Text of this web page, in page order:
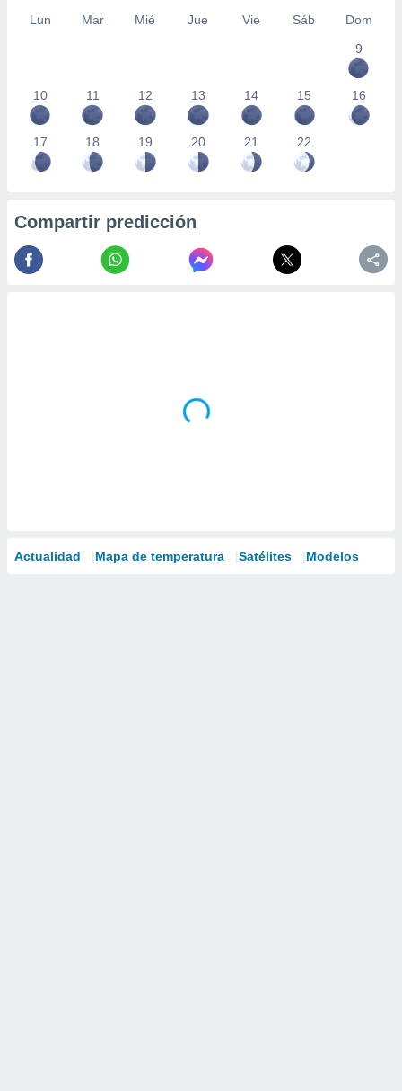
Lun Mar Mié Jue Vie Sáb
Dom
9
10 11 12 13 14 15 16
17 18 19 20 21 22
Compartir predicción
Actualidad Mapa de temperatura Satélites Modelos